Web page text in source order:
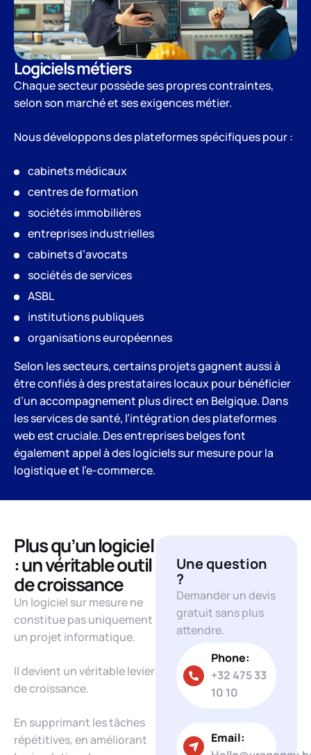
Logiciels métiers
Chaque secteur possède ses propres contraintes,
selon son marché et ses exigences métier.
Nous développons des plateformes spécifiques pour :
cabinets médicaux
centres de formation
sociétés immobilières
entreprises industrielles
cabinets d’avocats
sociétés de services
ASBL
institutions publiques
organisations européennes
Selon les secteurs, certains projets gagnent aussi à
être confiés à des prestataires locaux pour bénéficier
d’un accompagnement plus direct en Belgique. Dans
les services de santé, l’intégration des plateformes
web est cruciale. Des entreprises belges font
également appel à des logiciels sur mesure pour la
logistique et l’e-commerce.
Plus qu’un logiciel
: un véritable outil
de croissance
Un logiciel sur mesure ne
constitue pas uniquement
un projet informatique.
Il devient un véritable levier
de croissance.
En supprimant les tâches
répétitives, en améliorant
Une question
?
Demander un devis
gratuit sans plus
attendre.
Phone:
+32 475 33
10 10
Email: